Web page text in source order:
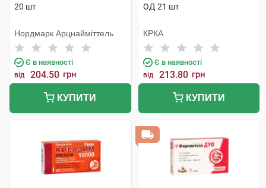
20 шт
Нордмарк Арцнайміттель
Є в наявності
від 204.50 грн
КУПИТИ
ОД 21 шт
КРКА
Є в наявності
від 213.80 грн
КУПИТИ